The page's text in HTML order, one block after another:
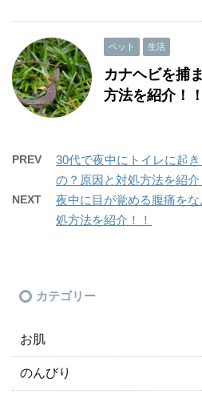
ペット 生活
カナヘビを捕
方法を紹介！！
PREV
30代で夜中にトイレに起
の？原因と対処方法を紹介
NEXT
夜中に目が覚める腹痛を
処方法を紹介！！
カテゴリー
お肌
のんびり